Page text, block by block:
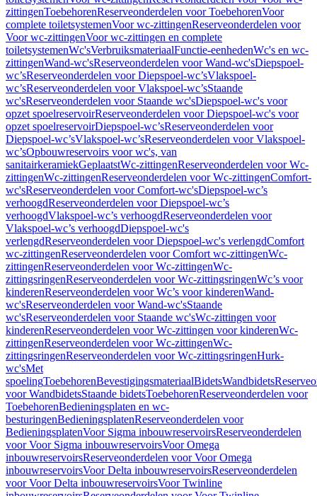
zittingenToebehorenReserveonderdelen voor ToebehorenVoor
complete toiletsystemenVoor wc-zittingenReserveonderdelen voor
Voor wc-zittingenVoor wc-zittingen en complete
toiletsystemenWc'sVerbruiksmateriaalFunctie-eenhedenWc's en wc-
zittingenWand-wc'sReserveonderdelen voor Wand-wc'sDiepspoel-
wc’sReserveonderdelen voor Diepspoel-wc’sVlakspoel-
wc’sReserveonderdelen voor Vlakspoel-wc’sStaande
wc'sReserveonderdelen voor Staande wc'sDiepspoel-wc's voor
opzet spoelreservoirReserveonderdelen voor Diepspoel-wc's voor
opzet spoelreservoirDiepspoel-wc’sReserveonderdelen voor
Diepspoel-wc’sVlakspoel-wc’sReserveonderdelen voor Vlakspoel-
wc’sOpbouwreservoirs voor wc's, van
sanitairkeramiekGeplaatstWc-zittingenReserveonderdelen voor Wc-
zittingenWc-zittingenReserveonderdelen voor Wc-zittingenComfort-
wc'sReserveonderdelen voor Comfort-wc'sDiepspoel-wc’s
verhoogdReserveonderdelen voor Diepspoel-wc’s
verhoogdVlakspoel-wc’s verhoogdReserveonderdelen voor
Vlakspoel-wc’s verhoogdDiepspoel-wc's
verlengdReserveonderdelen voor Diepspoel-wc's verlengdComfort
wc-zittingenReserveonderdelen voor Comfort wc-zittingenWc-
zittingenReserveonderdelen voor Wc-zittingenWc-
zittingsringenReserveonderdelen voor Wc-zittingsringenWc’s voor
kinderenReserveonderdelen voor Wc’s voor kinderenWand-
wc'sReserveonderdelen voor Wand-wc'sStaande
wc'sReserveonderdelen voor Staande wc'sWc-zittingen voor
kinderenReserveonderdelen voor Wc-zittingen voor kinderenWc-
zittingenReserveonderdelen voor Wc-zittingenWc-
zittingsringenReserveonderdelen voor Wc-zittingsringenHurk-
wc'sMet
spoelingToebehorenBevestigingsmateriaalBidetsWandbidets
voor WandbidetsStaande bidetsToebehorenReserveonderdelen voor
ToebehorenBedieningsplaten en wc-
besturingenBedieningsplatenReserveonderdelen voor
BedieningsplatenVoor Sigma inbouwreservoirsReserveonderdelen
voor Voor Sigma inbouwreservoirsVoor Omega
inbouwreservoirsReserveonderdelen voor Voor Omega
inbouwreservoirsVoor Delta inbouwreservoirsReserveonderdelen
voor Voor Delta inbouwreservoirsVoor Twinline